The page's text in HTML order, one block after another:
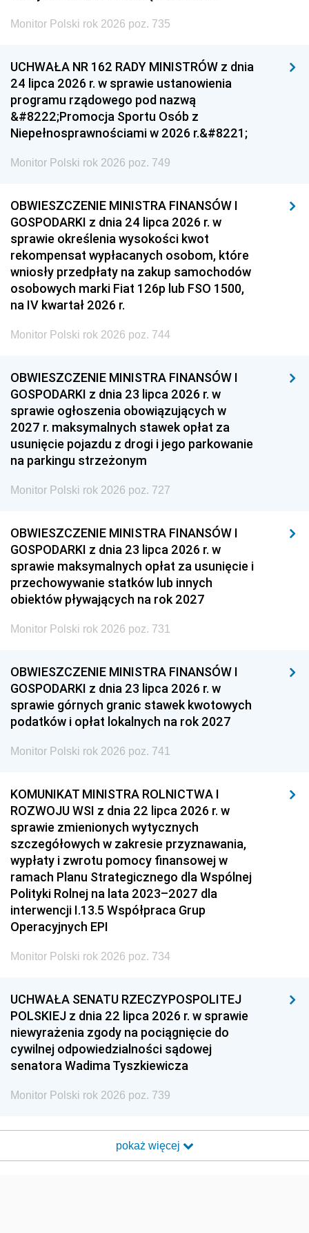
Monitor Polski rok 2026 poz. 735
UCHWAŁA NR 162 RADY MINISTRÓW z dnia
24 lipca 2026 r. w sprawie ustanowienia
programu rządowego pod nazwą
&#8222;Promocja Sportu Osób z
Niepełnosprawnościami w 2026 r.&#8221;
Monitor Polski rok 2026 poz. 749
OBWIESZCZENIE MINISTRA FINANSÓW I
GOSPODARKI z dnia 24 lipca 2026 r. w
sprawie określenia wysokości kwot
rekompensat wypłacanych osobom, które
wniosły przedpłaty na zakup samochodów
osobowych marki Fiat 126p lub FSO 1500,
na IV kwartał 2026 r.
Monitor Polski rok 2026 poz. 744
OBWIESZCZENIE MINISTRA FINANSÓW I
GOSPODARKI z dnia 23 lipca 2026 r. w
sprawie ogłoszenia obowiązujących w
2027 r. maksymalnych stawek opłat za
usunięcie pojazdu z drogi i jego parkowanie
na parkingu strzeżonym
Monitor Polski rok 2026 poz. 727
OBWIESZCZENIE MINISTRA FINANSÓW I
GOSPODARKI z dnia 23 lipca 2026 r. w
sprawie maksymalnych opłat za usunięcie i
przechowywanie statków lub innych
obiektów pływających na rok 2027
Monitor Polski rok 2026 poz. 731
OBWIESZCZENIE MINISTRA FINANSÓW I
GOSPODARKI z dnia 23 lipca 2026 r. w
sprawie górnych granic stawek kwotowych
podatków i opłat lokalnych na rok 2027
Monitor Polski rok 2026 poz. 741
KOMUNIKAT MINISTRA ROLNICTWA I
ROZWOJU WSI z dnia 22 lipca 2026 r. w
sprawie zmienionych wytycznych
szczegółowych w zakresie przyznawania,
wypłaty i zwrotu pomocy finansowej w
ramach Planu Strategicznego dla Wspólnej
Polityki Rolnej na lata 2023–2027 dla
interwencji I.13.5 Współpraca Grup
Operacyjnych EPI
Monitor Polski rok 2026 poz. 734
UCHWAŁA SENATU RZECZYPOSPOLITEJ
POLSKIEJ z dnia 22 lipca 2026 r. w sprawie
niewyrażenia zgody na pociągnięcie do
cywilnej odpowiedzialności sądowej
senatora Wadima Tyszkiewicza
Monitor Polski rok 2026 poz. 739
pokaż więcej